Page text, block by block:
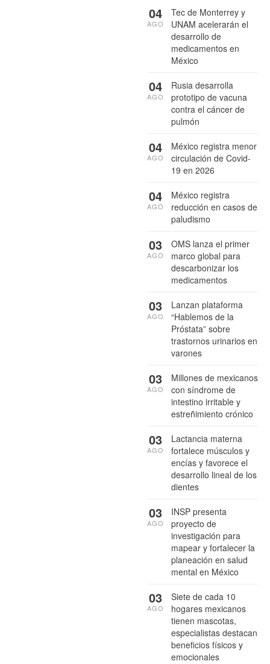
Tec de Monterrey y
UNAM acelerarán el
desarrollo de
medicamentos en
México
04
AGO
Rusia desarrolla
prototipo de vacuna
contra el cáncer de
pulmón
04
AGO
México registra menor
circulación de Covid-
19 en 2026
04
AGO
México registra
reducción en casos de
paludismo
04
AGO
OMS lanza el primer
marco global para
descarbonizar los
medicamentos
03
AGO
Lanzan plataforma
“Hablemos de la
Próstata” sobre
trastornos urinarios en
varones
03
AGO
Millones de mexicanos
con síndrome de
intestino irritable y
estreñimiento crónico
03
AGO
Lactancia materna
fortalece músculos y
encías y favorece el
desarrollo lineal de los
dientes
03
AGO
INSP presenta
proyecto de
investigación para
mapear y fortalecer la
planeación en salud
mental en México
03
AGO
Siete de cada 10
hogares mexicanos
tienen mascotas,
especialistas destacan
beneficios físicos y
emocionales
03
AGO